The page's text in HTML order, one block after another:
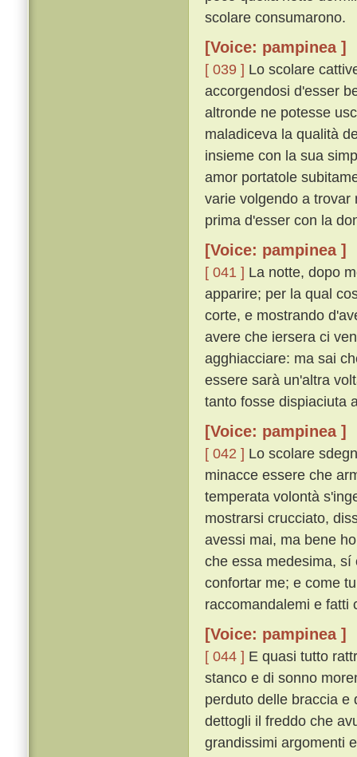
scolare consumarono.
[Voice: pampinea ]
[ 039 ] Lo scolare
accorgendosi d'esser
altronde ne potesse
maladiceva la qualità
insieme con la sua
amor portatole
varie volgendo a trovar
prima d'esser con la
[Voice: pampinea ]
[ 041 ] La notte, dopo
apparire; per la qual
corte, e mostrando
avere che iersera ci
agghiacciare: ma sai
essere sarà un'altra
tanto fosse dispiaciuta
[Voice: pampinea ]
[ 042 ] Lo scolare
minacce essere che
temperata volontà
mostrarsi crucciato,
avessi mai, ma bene
che essa medesima,
confortar me; e come
raccomandalemi e fatti
[Voice: pampinea ]
[ 044 ] E quasi tutto
stanco e di sonno
perduto delle braccia e
dettogli il freddo che
grandissimi argomenti